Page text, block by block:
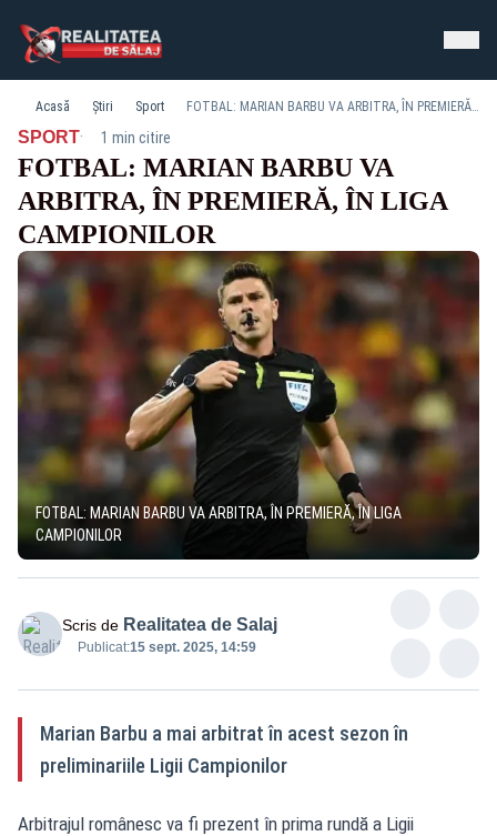
Acasă Știri Sport FOTBAL: MARIAN BARBU VA ARBITRA, ÎN PREMIERĂ, ÎN LIGA CAMPIONILOR
SPORT· 1 min citire
FOTBAL: MARIAN BARBU VA
ARBITRA, ÎN PREMIERĂ, ÎN LIGA
CAMPIONILOR
FOTBAL: MARIAN BARBU VA ARBITRA, ÎN PREMIERĂ, ÎN LIGA
CAMPIONILOR
Scris de Realitatea de Salaj
Publicat:15 sept. 2025, 14:59
Marian Barbu a mai arbitrat în acest sezon în
preliminariile Ligii Campionilor
Arbitrajul românesc va fi prezent în prima rundă a Ligii